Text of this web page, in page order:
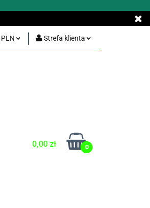
PLN Strefa klienta
0,00 zł 0